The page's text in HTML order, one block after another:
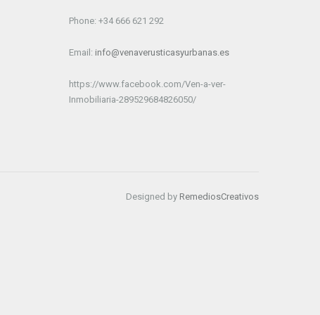
Phone: +34 666 621 292
Email: info@venaverusticasyurbanas.es
https://www.facebook.com/Ven-a-ver-
Inmobiliaria-289529684826050/
Designed by RemediosCreativos